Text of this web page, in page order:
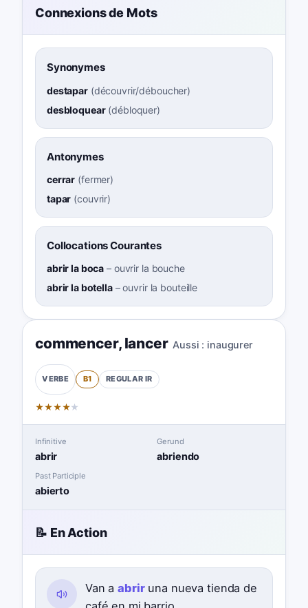
Connexions de Mots
Synonymes
destapar(découvrir/déboucher)
desbloquear(débloquer)
Antonymes
cerrar (fermer)
tapar (couvrir)
Collocations Courantes
abrir la boca – ouvrir la bouche
abrir la botella–ouvrir la bouteille
commencer, lancer Aussi : inaugurer
VERBE B1 REGULAR IR
★★★★★
Infinitive
abrir
Gerund
abriendo
Past Participle
abierto
📝 En Action
Van aabriruna nueva tienda de